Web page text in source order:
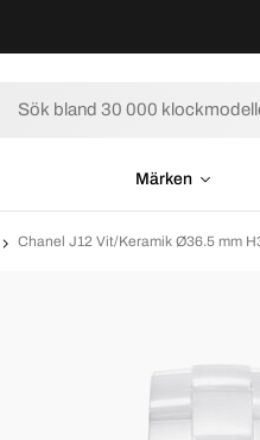
Märken
Chanel J12 Vit/Keramik Ø36.5 mm